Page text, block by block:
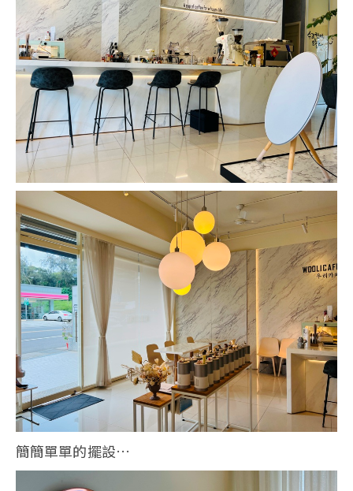
簡簡單單的擺設…